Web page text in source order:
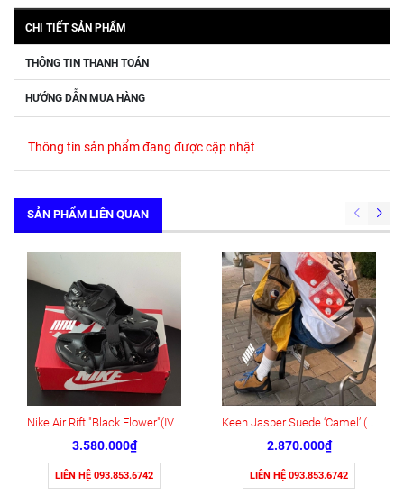
CHI TIẾT SẢN PHẨM
THÔNG TIN THANH TOÁN
HƯỚNG DẪN MUA HÀNG
Thông tin sản phẩm đang được cập nhật
SẢN PHẨM LIÊN QUAN
Nike Air Rift "Black Flower"(IV5682-001)
3.580.000₫
LIÊN HỆ 093.853.6742
Keen Jasper Suede ‘Camel’ (1004337)
2.870.000₫
LIÊN HỆ 093.853.6742